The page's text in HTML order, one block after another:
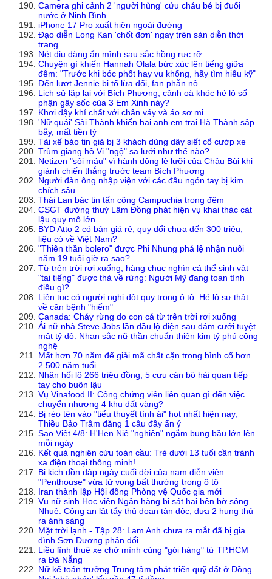
Camera ghi cảnh 2 'người hùng' cứu cháu bé bị đuối
nước ở Ninh Bình
iPhone 17 Pro xuất hiện ngoài đường
Đạo diễn Long Kan 'chốt đơn' ngay trên sàn diễn thời
trang
Nét dịu dàng ẩn mình sau sắc hồng rực rỡ
Chuyện gì khiến Hannah Olala bức xúc lên tiếng giữa
đêm: "Trước khi bóc phốt hay vu khống, hãy tìm hiểu kỹ"
Đến lượt Jennie bị tố lừa dối, fan phẫn nộ
Lịch sử lặp lại với Bích Phương, cảnh oà khóc hé lộ số
phận gây sốc của 3 Em Xinh này?
Khơi dậy khí chất với chân váy và áo sơ mi
'Nữ quái' Sài Thành khiến hai anh em trai Hà Thành sập
bẫy, mất tiền tỷ
Tài xế báo tin giả bị 3 khách dùng dây siết cổ cướp xe
Trùm giang hồ Vi "ngộ" sa lưới như thế nào?
Netizen "sôi máu" vì hành động lè lưỡi của Châu Bùi khi
giành chiến thắng trước team Bích Phương
Người đàn ông nhập viện với các đầu ngón tay bị kim
chích sâu
Thái Lan bác tin tấn công Campuchia trong đêm
CSGT đường thuỷ Lâm Đồng phát hiện vụ khai thác cát
lậu quy mô lớn
BYD Atto 2 có bản giá rẻ, quy đổi chưa đến 300 triệu,
liệu có về Việt Nam?
"Thiên thần bolero" được Phi Nhung phá lệ nhận nuôi
năm 19 tuổi giờ ra sao?
Từ trên trời rơi xuống, hàng chục nghìn cá thể sinh vật
"tai tiếng" được thả về rừng: Người Mỹ đang toan tính
điều gì?
Liên tục có người nghi đột quỵ trong ô tô: Hé lộ sự thật
về căn bệnh "hiểm"
Canada: Cháy rừng do con cá từ trên trời rơi xuống
Ái nữ nhà Steve Jobs lần đầu lộ diện sau đám cưới tuyệt
mật tỷ đô: Nhan sắc nữ thần chuẩn thiên kim tỷ phú công
nghệ
Mất hơn 70 năm để giải mã chất cặn trong bình cổ hơn
2.500 năm tuổi
Nhận hối lộ 266 triệu đồng, 5 cựu cán bộ hải quan tiếp
tay cho buôn lậu
Vụ Vinafood II: Công chứng viên liên quan gì đến việc
chuyển nhượng 4 khu đất vàng?
Bị réo tên vào "tiểu thuyết tình ái" hot nhất hiện nay,
Thiều Bảo Trâm đăng 1 câu đầy ẩn ý
Sao Việt 4/8: H'Hen Niê "nghiện" ngắm bụng bầu lớn lên
mỗi ngày
Kết quả nghiên cứu toàn cầu: Trẻ dưới 13 tuổi cần tránh
xa điện thoại thông minh!
Bi kịch dồn dập ngày cuối đời của nam diễn viên
"Penthouse" vừa tử vong bất thường trong ô tô
Iran thành lập Hội đồng Phòng vệ Quốc gia mới
Vụ nữ sinh Học viện Ngân hàng bị sát hại bên bờ sông
Nhuệ: Công an lật tẩy thủ đoạn tàn độc, đưa 2 hung thủ
ra ánh sáng
Mặt trời lạnh - Tập 28: Lam Anh chưa ra mắt đã bị gia
đình Sơn Dương phản đối
Liều lĩnh thuê xe chở mình cùng "gói hàng" từ TP.HCM
ra Đà Nẵng
Nữ kế toán trưởng Trung tâm phát triển quỹ đất ở Đồng